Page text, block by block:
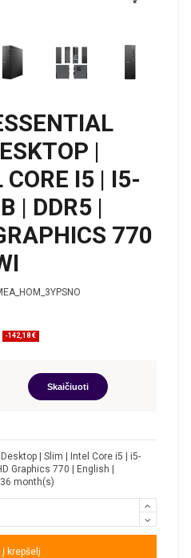
|
I5 | I5-
| DDR5 |
770
-142,18 €
Skaičiuoti
| Slim | Intel Core i5 | i5-
Graphics 770 | English |
month(s)
Į krepšelį